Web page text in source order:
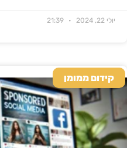
יולי 22, 2024
קידום ממומן